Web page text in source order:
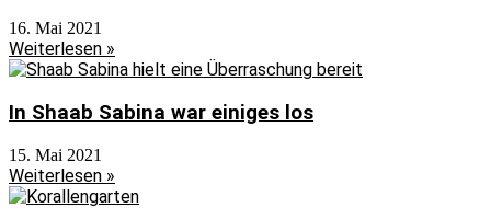
16. Mai 2021
Weiterlesen »
In Shaab Sabina war einiges los
15. Mai 2021
Weiterlesen »